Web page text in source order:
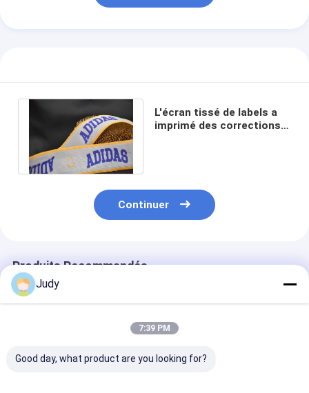
L'écran tissé de labels a
imprimé des corrections
Continuer
Produits Recommandés
Judy
7:39 PM
Good day, what product are you looking for?